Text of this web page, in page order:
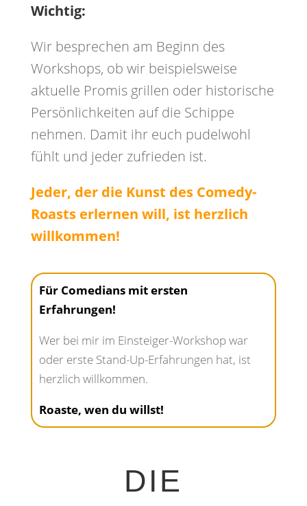
Wichtig:
Wir besprechen am Beginn des
Workshops, ob wir beispielsweise
aktuelle Promis grillen oder historische
Persönlichkeiten auf die Schippe
nehmen. Damit ihr euch pudelwohl
fühlt und jeder zufrieden ist.
Jeder, der die Kunst des Comedy-
Roasts erlernen will, ist herzlich
willkommen!
Für Comedians mit ersten
Erfahrungen!
Wer bei mir im Einsteiger-Workshop war
oder erste Stand-Up-Erfahrungen hat, ist
herzlich willkommen.
Roaste, wen du willst!
DIE